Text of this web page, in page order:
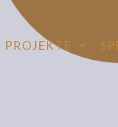
PROJEKTE